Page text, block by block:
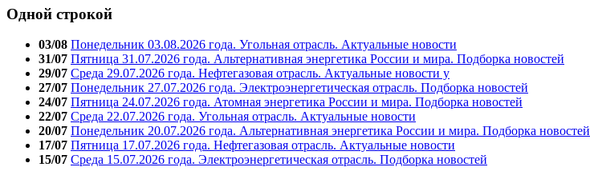
Одной строкой
03/08 Понедельник 03.08.2026 года. Угольная отрасль. Актуальные новости
31/07 Пятница 31.07.2026 года. Альтернативная энергетика России и мира. Подборка новостей
29/07 Среда 29.07.2026 года. Нефтегазовая отрасль. Актуальные новости у
27/07 Понедельник 27.07.2026 года. Электроэнергетическая отрасль. Подборка новостей
24/07 Пятница 24.07.2026 года. Атомная энергетика России и мира. Подборка новостей
22/07 Среда 22.07.2026 года. Угольная отрасль. Актуальные новости
20/07 Понедельник 20.07.2026 года. Альтернативная энергетика России и мира. Подборка новостей
17/07 Пятница 17.07.2026 года. Нефтегазовая отрасль. Актуальные новости
15/07 Среда 15.07.2026 года. Электроэнергетическая отрасль. Подборка новостей